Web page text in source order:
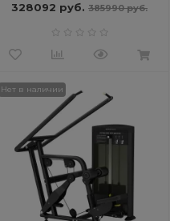
328092 руб. 385990 руб.
Нет в наличии